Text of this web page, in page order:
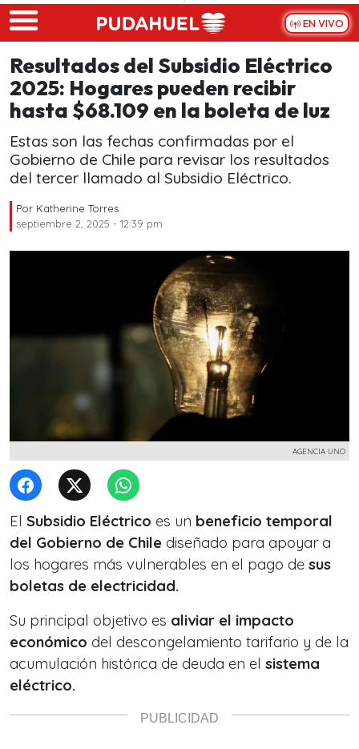
Skip to main content
EN VIVO
Resultados del Subsidio Eléctrico
2025: Hogares pueden recibir
hasta $68.109 en la boleta de luz
Estas son las fechas confirmadas por el
Gobierno de Chile para revisar los resultados
del tercer llamado al Subsidio Eléctrico.
Por Katherine Torres
septiembre 2, 2025 - 12:39 pm
AGENCIA UNO
El Subsidio Eléctrico es un beneficio temporal
del Gobierno de Chile diseñado para apoyar a
los hogares más vulnerables en el pago de sus
boletas de electricidad.
Su principal objetivo es aliviar el impacto
económico del descongelamiento tarifario y de la
acumulación histórica de deuda en el sistema
eléctrico.